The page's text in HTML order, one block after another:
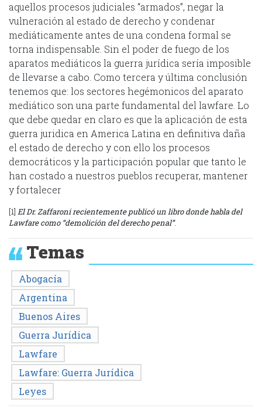
aquellos procesos judiciales “armados”, negar la
vulneración al estado de derecho y condenar
mediáticamente antes de una condena formal se
torna indispensable. Sin el poder de fuego de los
aparatos mediáticos la guerra jurídica sería imposible
de llevarse a cabo. Como tercera y última conclusión
tenemos que: los sectores hegémonicos del aparato
mediático son una parte fundamental del lawfare. Lo
que debe quedar en claro es que la aplicación de esta
guerra juridica en America Latina en definitiva daña
el estado de derecho y con ello los procesos
democráticos y la participación popular que tanto le
han costado a nuestros pueblos recuperar, mantener
y fortalecer
[1] El Dr. Zaffaroni recientemente publicó un libro donde habla del
Lawfare como “demolición del derecho penal”.
Temas
Abogacía
Argentina
Buenos Aires
Guerra Jurídica
Lawfare
Lawfare: Guerra Jurídica
Leyes